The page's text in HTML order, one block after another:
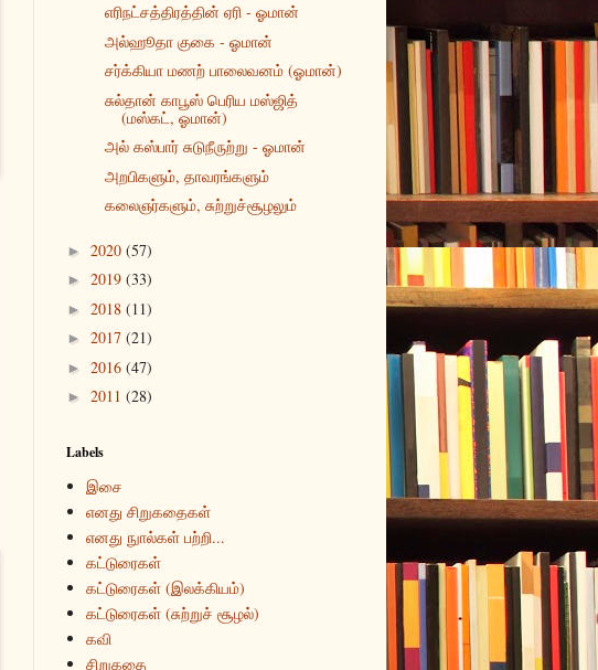
எரிநட்சத்திரத்தின் ஏரி - ஓமான்
அல்ஹூதா குகை - ஓமான்
சர்க்கியா மணற் பாலைவனம் (ஓமான்)
சுல்தான் காபூஸ் பெரிய மஸ்ஜித்
(மஸ்கட், ஓமான்)
அல் கஸ்பார் சுடுநீருற்று - ஓமான்
அறபிகளும், தாவரங்களும்
கலைஞர்களும், சுற்றுச்சூழலும்
► 2020 (57)
► 2019 (33)
► 2018 (11)
► 2017 (21)
► 2016 (47)
► 2011 (28)
Labels
இசை
எனது சிறுகதைகள்
எனது நுால்கள் பற்றி...
கட்டுரைகள்
கட்டுரைகள் (இலக்கியம்)
கட்டுரைகள் (சுற்றுச் சூழல்)
கவி
சிறுகதை